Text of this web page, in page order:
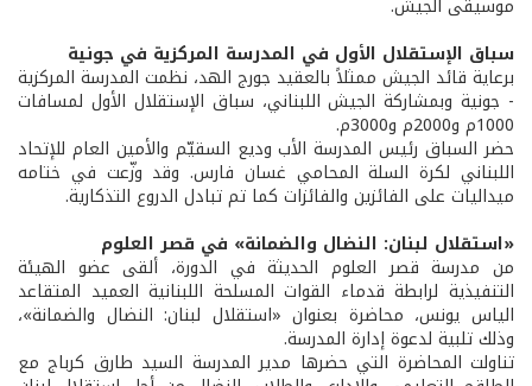
سباق الإستقلال الأول في المدرسة المركزية في جونية
برعاية قائد الجيش ممثلاً بالعقيد جورج الهد، نظمت المدرسة المركزية
- جونية وبمشاركة الجيش اللبناني، سباق الإستقلال الأول لمسافات
1000م و2000م و3000م.
حضر السباق رئيس المدرسة الأب وديع السقيّم والأمين العام للإتحاد
اللبناني لكرة السلة المحامي غسان فارس. وقد وزّعت في ختامه
ميداليات على الفائزين والفائزات كما تم تبادل الدروع التذكارية.
«استقلال لبنان: النضال والضمانة» في قصر العلوم
من مدرسة قصر العلوم الحديثة في الدورة، ألقى عضو الهيئة
التنفيذية لرابطة قدماء القوات المسلحة اللبنانية العميد المتقاعد
الياس يونس، محاضرة بعنوان «استقلال لبنان: النضال والضمانة»،
وذلك تلبية لدعوة إدارة المدرسة.
تناولت المحاضرة التي حضرها مدير المدرسة السيد طارق كرباج مع